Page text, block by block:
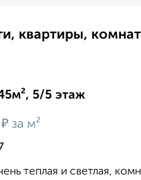
квартиры,
5/5 этаж
₽ за м²
теплая и светлая,